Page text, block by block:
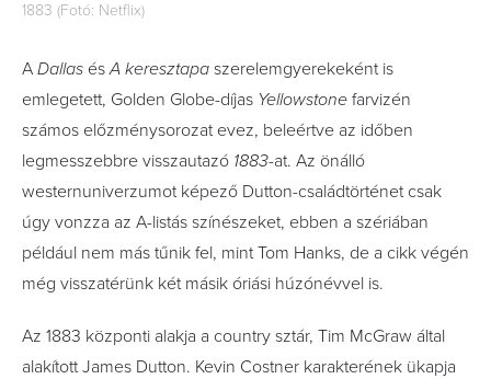
1883 (Fotó: Netflix)
A Dallas ésA keresztapa szerelemgyerekeként is
emlegetett, Golden Globe-díjas Yellowstone farvizén
számos előzménysorozat evez, beleértve az időben
legmesszebbre visszautazó 1883-at. Az önálló
westernuniverzumot képező Dutton-családtörténet csak
úgy vonzza az A-listás színészeket, ebben a szériában
például nem más tűnik fel, mint Tom Hanks, de a cikk végén
még visszatérünk két másik óriási húzónévvel is.
Az 1883 központi alakja a country sztár, Tim McGraw által
alakított James Dutton. Kevin Costner karakterének ükapja